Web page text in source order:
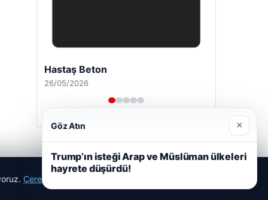
Hastaş Beton
26/05/2026
Çerez Politikamız
Göz Atın ×
Trump’ın isteği Arap ve Müslüman ülkeleri
hayrete düşürdü!